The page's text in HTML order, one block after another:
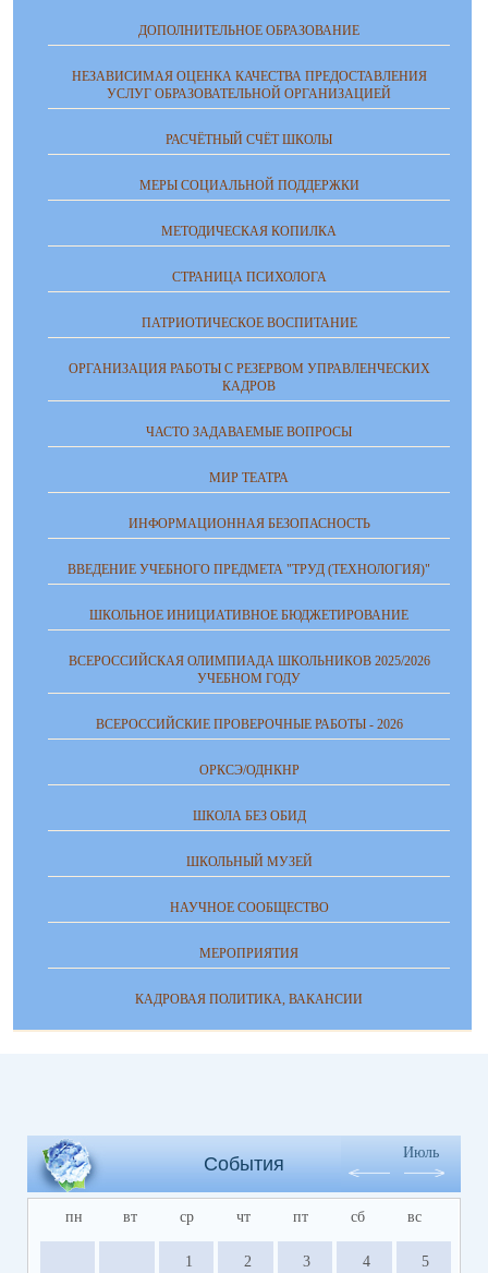
ДОПОЛНИТЕЛЬНОЕ ОБРАЗОВАНИЕ
НЕЗАВИСИМАЯ ОЦЕНКА КАЧЕСТВА ПРЕДОСТАВЛЕНИЯ
УСЛУГ ОБРАЗОВАТЕЛЬНОЙ ОРГАНИЗАЦИЕЙ
РАСЧЁТНЫЙ СЧЁТ ШКОЛЫ
МЕРЫ СОЦИАЛЬНОЙ ПОДДЕРЖКИ
МЕТОДИЧЕСКАЯ КОПИЛКА
СТРАНИЦА ПСИХОЛОГА
ПАТРИОТИЧЕСКОЕ ВОСПИТАНИЕ
ОРГАНИЗАЦИЯ РАБОТЫ С РЕЗЕРВОМ УПРАВЛЕНЧЕСКИХ
КАДРОВ
ЧАСТО ЗАДАВАЕМЫЕ ВОПРОСЫ
МИР ТЕАТРА
ИНФОРМАЦИОННАЯ БЕЗОПАСНОСТЬ
ВВЕДЕНИЕ УЧЕБНОГО ПРЕДМЕТА "ТРУД (ТЕХНОЛОГИЯ)"
ШКОЛЬНОЕ ИНИЦИАТИВНОЕ БЮДЖЕТИРОВАНИЕ
ВСЕРОССИЙСКАЯ ОЛИМПИАДА ШКОЛЬНИКОВ 2025/2026
УЧЕБНОМ ГОДУ
ВСЕРОССИЙСКИЕ ПРОВЕРОЧНЫЕ РАБОТЫ - 2026
ОРКСЭ/ОДНКНР
ШКОЛА БЕЗ ОБИД
ШКОЛЬНЫЙ МУЗЕЙ
НАУЧНОЕ СООБЩЕСТВО
МЕРОПРИЯТИЯ
КАДРОВАЯ ПОЛИТИКА, ВАКАНСИИ
События
Июль
пн вт ср чт пт сб вс
1 2 3 4 5